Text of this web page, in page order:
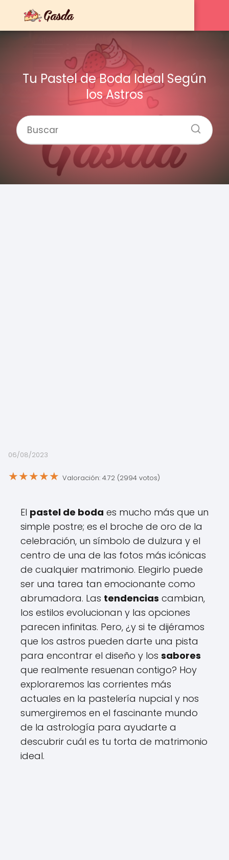
Tu Pastel de Boda Ideal Según
los Astros
06/08/2023
★★★★★ Valoración: 4.72 (2994 votos)
El pastel de boda es mucho más que un
simple postre; es el broche de oro de la
celebración, un símbolo de dulzura y el
centro de una de las fotos más icónicas
de cualquier matrimonio. Elegirlo puede
ser una tarea tan emocionante como
abrumadora. Las tendencias cambian,
los estilos evolucionan y las opciones
parecen infinitas. Pero, ¿y si te dijéramos
que los astros pueden darte una pista
para encontrar el diseño y los sabores
que realmente resuenan contigo? Hoy
exploraremos las corrientes más
actuales en la pastelería nupcial y nos
sumergiremos en el fascinante mundo
de la astrología para ayudarte a
descubrir cuál es tu torta de matrimonio
ideal.